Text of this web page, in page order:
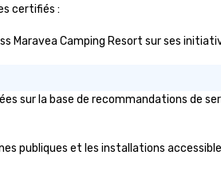
certifiés :
Maravea Camping Resort sur ses
sur la base de recommandations de
et les installations